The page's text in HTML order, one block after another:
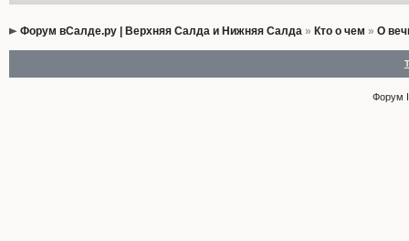
Форум вСалде.ру | Верхняя Салда и Нижняя Салда» Кто о чем » О
Форум